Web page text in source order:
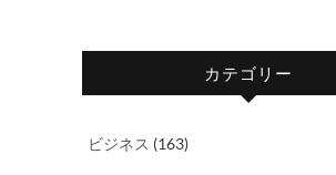
カテゴリー
ビジネス (163)